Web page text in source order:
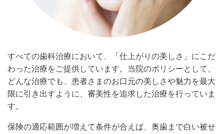
すべての歯科治療において、「仕上がりの美しさ」にこだ
わった治療をご提供しています。当院のポリシーとして、
どんな治療でも、患者さまのお口元の美しさや魅力を最大
限に引き出すように、審美性を追求した治療を行っていま
す。
保険の適応範囲が増えて条件が合えば、奥歯まで白い被せ